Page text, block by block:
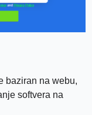
baziran na webu,
softvera na